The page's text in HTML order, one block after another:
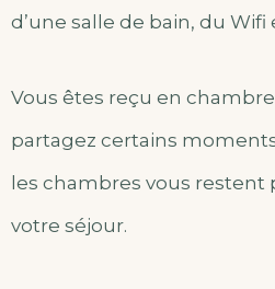
d’une salle de bain, du Wifi
Vous êtes reçu en chambre
partagez certains
les chambres vous restent
votre séjour.